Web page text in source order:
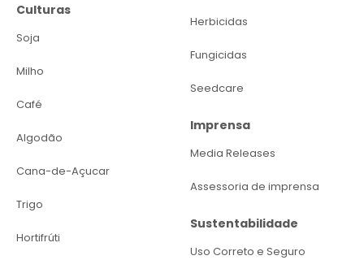
Culturas
Soja
Milho
Café
Algodão
Cana-de-Açucar
Trigo
Hortifrúti
Herbicidas
Fungicidas
Seedcare
Imprensa
Media Releases
Assessoria de imprensa
Sustentabilidade
Uso Correto e Seguro